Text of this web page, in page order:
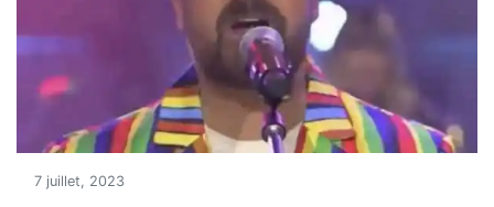
7 juillet, 2023